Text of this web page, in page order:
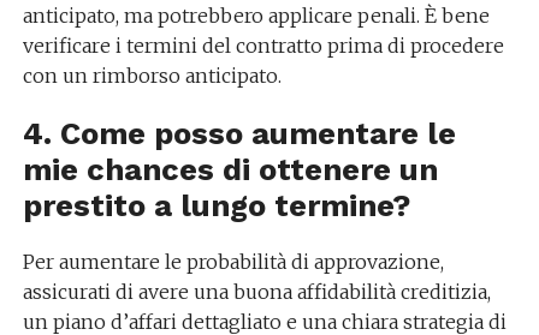
anticipato, ma potrebbero applicare penali. È bene
verificare i termini del contratto prima di procedere
con un rimborso anticipato.
4. Come posso aumentare le
mie chances di ottenere un
prestito a lungo termine?
Per aumentare le probabilità di approvazione,
assicurati di avere una buona affidabilità creditizia,
un piano d’affari dettagliato e una chiara strategia di